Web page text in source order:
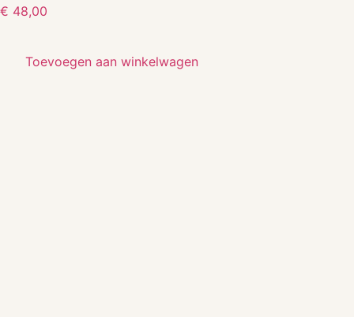
€ 48,00
Toevoegen aan winkelwagen